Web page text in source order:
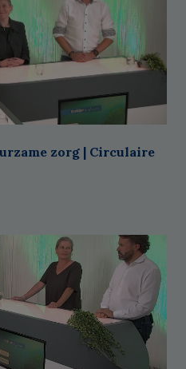
zorg | Circulaire